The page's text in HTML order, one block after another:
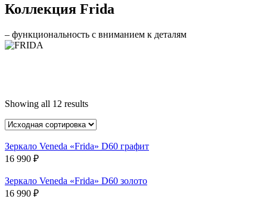
Коллекция Frida
– функциональность с вниманием к деталям
Showing all 12 results
Зеркало Veneda «Frida» D60 графит
16 990 ₽
Зеркало Veneda «Frida» D60 золото
16 990 ₽